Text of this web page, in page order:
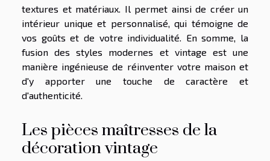
textures et matériaux. Il permet ainsi de créer un
intérieur unique et personnalisé, qui témoigne de
vos goûts et de votre individualité. En somme, la
fusion des styles modernes et vintage est une
manière ingénieuse de réinventer votre maison et
d'y apporter une touche de caractère et
d'authenticité.
Les pièces maîtresses de la
décoration vintage